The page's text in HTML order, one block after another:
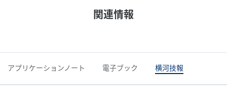
関連情報
アプリケーションノート 電子ブック 横河技報